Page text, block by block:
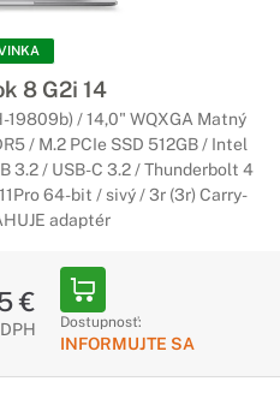
8 G2i 14
/ 14,0" WQXGA Matný
/ M.2 PCIe SSD 512GB / Intel
3.2 / USB-C 3.2 / Thunderbolt 4
64-bit / sivý / 3r (3r) Carry-
adaptér
€
Dostupnosť:
INFORMUJTE SA